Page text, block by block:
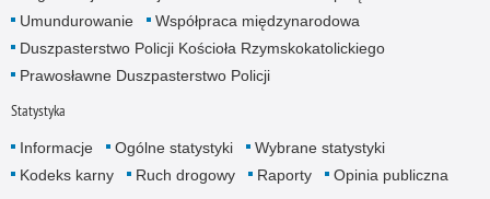
Umundurowanie
Współpraca międzynarodowa
Duszpasterstwo Policji Kościoła Rzymskokatolickiego
Prawosławne Duszpasterstwo Policji
Statystyka
Informacje Ogólne statystyki
Wybrane statystyki
Kodeks karny
Ruch drogowy Raporty Opinia publiczna